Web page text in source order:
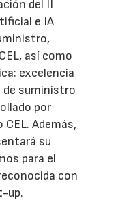
del II
e IA
así como
excelencia
de suministro
por
Además,
su
para el
con
up.